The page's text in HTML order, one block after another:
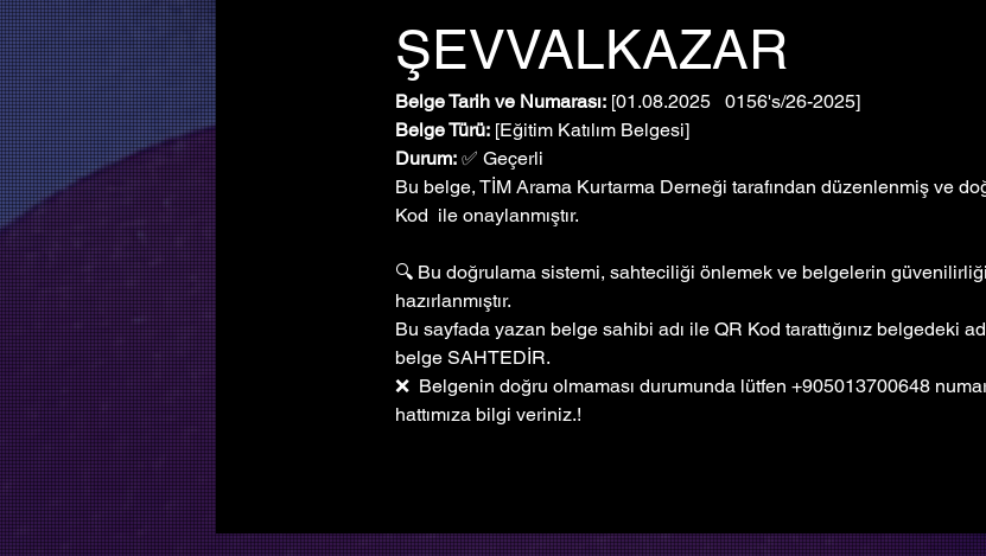
ŞEVVALKAZAR
Belge Tarih ve Numarası: [01.08.2025   0156's/26-2025]
Belge Türü: [Eğitim Katılım Belgesi]
Durum: ✅ Geçerli
Bu belge, TİM Arama Kurtarma Derneği tarafından düzenlenmiş ve
Kod  ile onaylanmıştır.
🔍 Bu doğrulama sistemi, sahteciliği önlemek ve belgelerin
hazırlanmıştır.
Bu sayfada yazan belge sahibi adı ile QR Kod tarattığınız belgedeki
belge SAHTEDİR.
❌  Belgenin doğru olmaması durumunda lütfen +905013700648
hattımıza bilgi veriniz.!